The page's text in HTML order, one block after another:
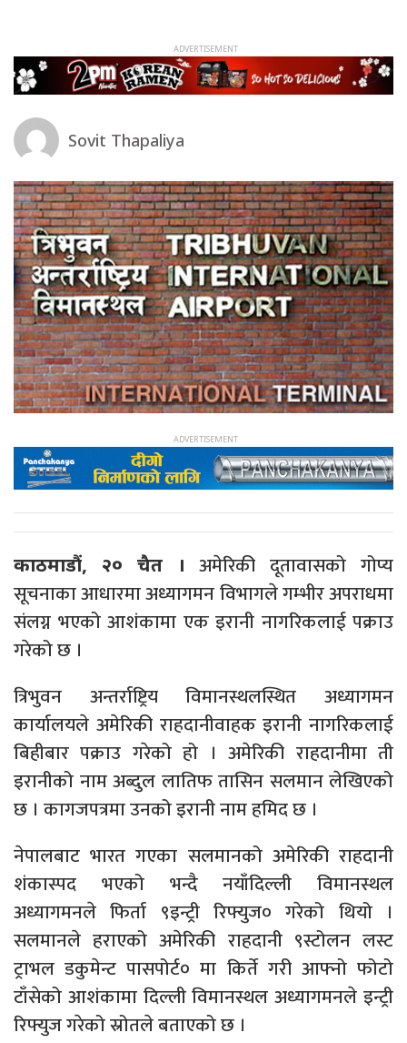
Sovit Thapaliya
काठमाडौं, २० चैत ।
अमेरिकी दूतावासको गोप्य
सूचनाका आधारमा अध्यागमन विभागले गम्भीर अपराधमा
संलग्न भएको आशंकामा एक इरानी नागरिकलाई पक्राउ
गरेको छ ।
त्रिभुवन अन्तर्राष्ट्रिय विमानस्थलस्थित अध्यागमन
कार्यालयले अमेरिकी राहदानीवाहक इरानी नागरिकलाई
बिहीबार पक्राउ गरेको हो । अमेरिकी राहदानीमा ती
इरानीको नाम अब्दुल लातिफ तासिन सलमान लेखिएको
छ । कागजपत्रमा उनको इरानी नाम हमिद छ ।
नेपालबाट भारत गएका सलमानको अमेरिकी राहदानी
शंकास्पद भएको भन्दै नयाँदिल्ली विमानस्थल
अध्यागमनले फिर्ता ९इन्ट्री रिफ्युज० गरेको थियो ।
सलमानले हराएको अमेरिकी राहदानी ९स्टोलन लस्ट
ट्राभल डकुमेन्ट पासपोर्ट० मा किर्ते गरी आफ्नो फोटो
टाँसेको आशंकामा दिल्ली विमानस्थल अध्यागमनले इन्ट्री
रिफ्युज गरेको स्रोतले बताएको छ ।